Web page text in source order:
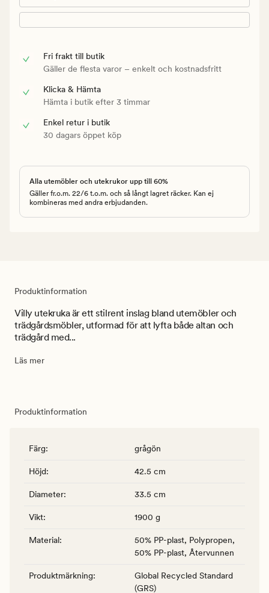
Fri frakt till butik
Gäller de flesta varor – enkelt och kostnadsfritt
Klicka & Hämta
Hämta i butik efter 3 timmar
Enkel retur i butik
30 dagars öppet köp
Alla utemöbler och utekrukor upp till 60%
Gäller fr.o.m. 22/6 t.o.m. och så långt lagret räcker. Kan ej
kombineras med andra erbjudanden.
Produktinformation
Villy utekruka är ett stilrent inslag bland utemöbler och
trädgårdsmöbler, utformad för att lyfta både altan och
trädgård med...
Läs mer
Produktinformation
Färg: grågön
Höjd: 42.5 cm
Diameter: 33.5 cm
Vikt: 1900 g
Material:
50% PP-plast, Polypropen,
50% PP-plast, Återvunnen
Produktmärkning:
Global Recycled Standard
(GRS)